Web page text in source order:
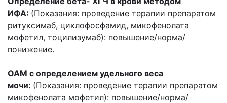
ИФА: (Показания: проведение терапии препаратом
ритуксимаб, циклофосфамид, микофенолата
мофетил, тоцилизумаб): повышение/норма/
понижение.
ОАМ с определением удельного веса
мочи: (Показания: проведение терапии препаратом
микофенолата мофетил): повышение/норма/